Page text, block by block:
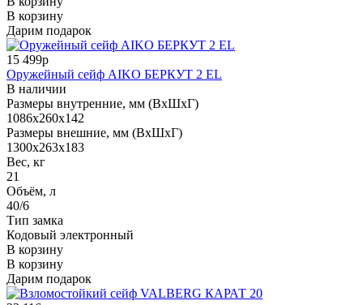
В корзину
Дарим подарок
15 499р
Оружейный сейф AIKO БЕРКУТ 2 EL
В наличии
Размеры внутренние, мм (ВхШхГ)
1086x260x142
Размеры внешние, мм (ВхШхГ)
1300x263x183
Вес, кг
21
Объём, л
40/6
Тип замка
Кодовый электронный
В корзину
В корзину
Дарим подарок